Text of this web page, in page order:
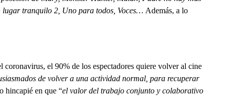
lugar tranquilo 2, Uno para todos, Voces… Además, a lo
coronavirus, el 90% de los espectadores quiere volver al cine
de volver a una actividad normal, para recuperar
hincapié en que “el valor del trabajo conjunto y colaborativo